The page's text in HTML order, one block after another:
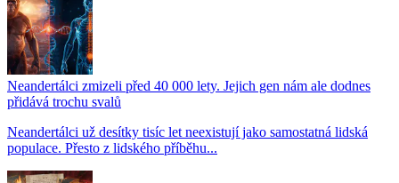
Neandertálci zmizeli před 40 000 lety. Jejich gen nám ale dodnes
přidává trochu svalů
Neandertálci už desítky tisíc let neexistují jako samostatná lidská
populace. Přesto z lidského příběhu...